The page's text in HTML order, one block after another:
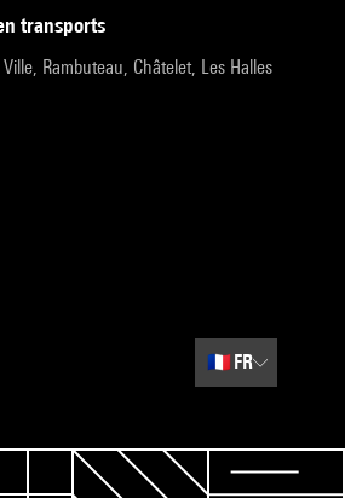
transports
Rambuteau, Châtelet, Les Halles
🇫🇷 FR